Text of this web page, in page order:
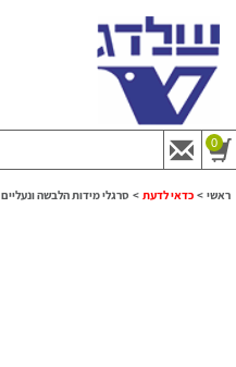
0
ראשי > כדאי לדעת > סרגלי מידות הלבשה ונעליים